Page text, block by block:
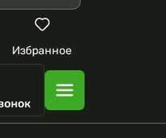
Избранное